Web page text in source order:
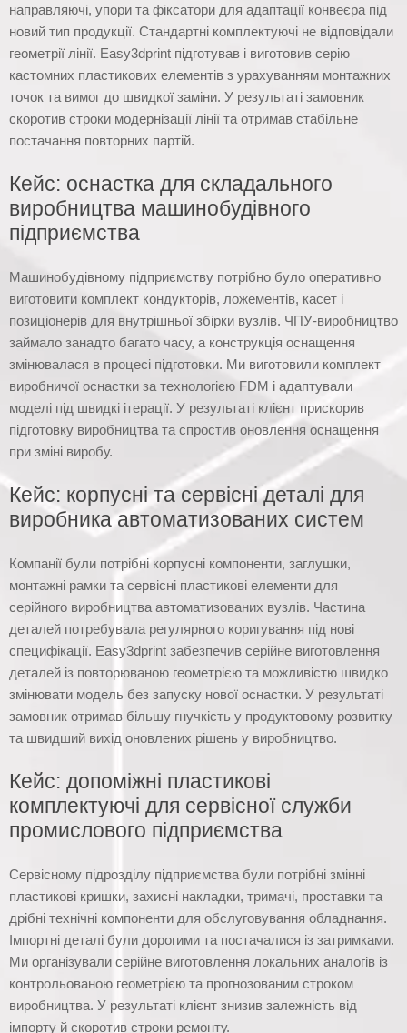
направляючі, упори та фіксатори для адаптації конвеєра під
новий тип продукції. Стандартні комплектуючі не відповідали
геометрії лінії. Easy3dprint підготував і виготовив серію
кастомних пластикових елементів з урахуванням монтажних
точок та вимог до швидкої заміни. У результаті замовник
скоротив строки модернізації лінії та отримав стабільне
постачання повторних партій.
Кейс: оснастка для складального
виробництва машинобудівного
підприємства
Машинобудівному підприємству потрібно було оперативно
виготовити комплект кондукторів, ложементів, касет і
позиціонерів для внутрішньої збірки вузлів. ЧПУ-виробництво
займало занадто багато часу, а конструкція оснащення
змінювалася в процесі підготовки. Ми виготовили комплект
виробничої оснастки за технологією FDM і адаптували
моделі під швидкі ітерації. У результаті клієнт прискорив
підготовку виробництва та спростив оновлення оснащення
при зміні виробу.
Кейс: корпусні та сервісні деталі для
виробника автоматизованих систем
Компанії були потрібні корпусні компоненти, заглушки,
монтажні рамки та сервісні пластикові елементи для
серійного виробництва автоматизованих вузлів. Частина
деталей потребувала регулярного коригування під нові
специфікації. Easy3dprint забезпечив серійне виготовлення
деталей із повторюваною геометрією та можливістю швидко
змінювати модель без запуску нової оснастки. У результаті
замовник отримав більшу гнучкість у продуктовому розвитку
та швидший вихід оновлених рішень у виробництво.
Кейс: допоміжні пластикові
комплектуючі для сервісної служби
промислового підприємства
Сервісному підрозділу підприємства були потрібні змінні
пластикові кришки, захисні накладки, тримачі, проставки та
дрібні технічні компоненти для обслуговування обладнання.
Імпортні деталі були дорогими та постачалися із затримками.
Ми організували серійне виготовлення локальних аналогів із
контрольованою геометрією та прогнозованим строком
виробництва. У результаті клієнт знизив залежність від
імпорту й скоротив строки ремонту.